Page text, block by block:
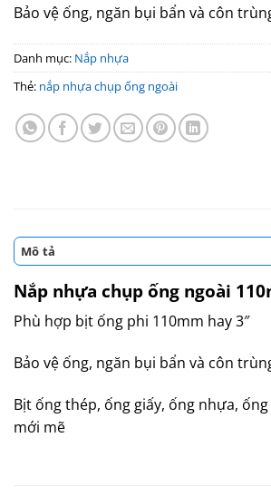
Bảo vệ ống, ngăn bụi bẩn và côn
Danh mục: Nắp nhựa
Thẻ: nắp nhựa chụp ống ngoài
Mô tả
Nắp nhựa chụp ống ngoài
Phù hợp bịt ống phi 110mm hay 3″
Bảo vệ ống, ngăn bụi bẩn và côn
Bịt ống thép, ống giấy, ống nhựa,
mới mẽ